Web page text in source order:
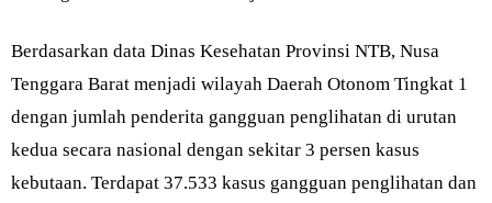
Berdasarkan data Dinas Kesehatan Provinsi NTB, Nusa
Tenggara Barat menjadi wilayah Daerah Otonom Tingkat 1
dengan jumlah penderita gangguan penglihatan di urutan
kedua secara nasional dengan sekitar 3 persen kasus
kebutaan. Terdapat 37.533 kasus gangguan penglihatan dan